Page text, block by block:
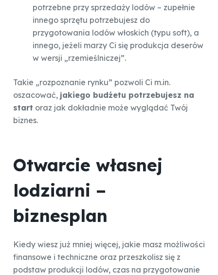
potrzebne przy sprzedaży lodów – zupełnie
innego sprzętu potrzebujesz do
przygotowania lodów włoskich (typu soft), a
innego, jeżeli marzy Ci się produkcja deserów
w wersji „rzemieślniczej”.
Takie „rozpoznanie rynku” pozwoli Ci m.in.
oszacować, jakiego budżetu potrzebujesz na
start oraz jak dokładnie może wyglądać Twój
biznes.
Otwarcie własnej
lodziarni –
biznesplan
Kiedy wiesz już mniej więcej, jakie masz możliwości
finansowe i techniczne oraz przeszkolisz się z
podstaw produkcji lodów, czas na przygotowanie